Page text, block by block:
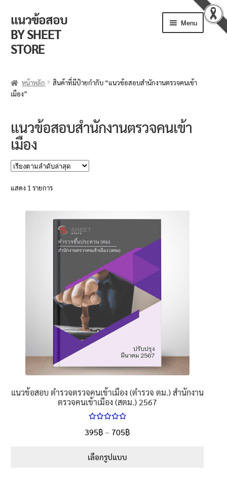
Skip
to
navigation
Skip
to
content
แนวข้อสอบ
BY SHEET
STORE
Menu
ตะกร้าสินค้า
วิธีการสั่งซื้อ
แจ้งชำระเงิน
รีวิวจากลูกค้า
ข่าวเปิดสอบงานราชการ
นโยบายคืนสินค้าและการจัดส่ง​
หน้าหลัก
สินค้าที่มีป้ายกำกับ “แนวข้อสอบสำนักงานตรวจคนเข้า
เมือง”
แนวข้อสอบสำนักงานตรวจคนเข้า
เมือง
แสดง 1 รายการ
แนวข้อสอบ ตำรวจตรวจคนเข้าเมือง (ตำรวจ ตม.) สำนักงาน
ตรวจคนเข้าเมือง (สตม.) 2567
5.00
ตั้งแต่
395฿– 705฿Price
เลือกรูปแบบ